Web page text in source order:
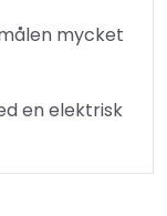
mycket
en elektrisk